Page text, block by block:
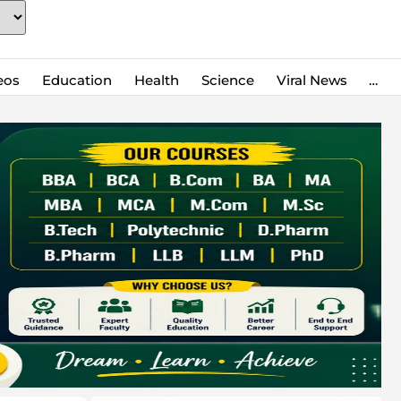
Education Health Science Viral News …